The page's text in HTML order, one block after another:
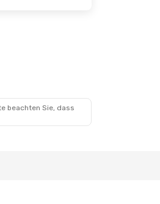
beachten Sie, dass